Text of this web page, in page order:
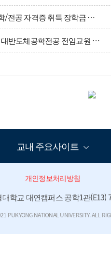
정
건
2026학년도 공과대학생 어학/전공 자격증 취득 장학금 지원[PKNU-꿈·미래] 신청 안내
<2026-후기> 공과대학 차세대반도체공학전공 전임교원 신규채용 전공종합평가 실시 안내(평가장 변경)
교내 주요사이트
개인정보처리방침
학교 대연캠퍼스 공학1관(E13)
PUKYONG NATIONAL UNIVERSITY. ALL